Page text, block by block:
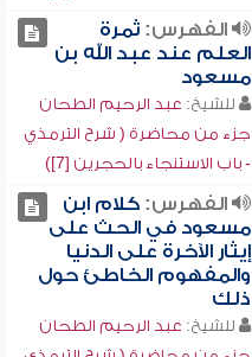
الفهرس:ثمرة
العلم عند عبد الله بن
مسعود
للشيخ: عبد الرحيم الطحان
جزء من محاضرة ( شرح الترمذي
- باب الاستنجاء بالحجرين [7])
الفهرس:كلام ابن
مسعود في الحث على
إيثار الآخرة على الدنيا
والمفهوم الخاطئ حول
ذلك
للشيخ: عبد الرحيم الطحان